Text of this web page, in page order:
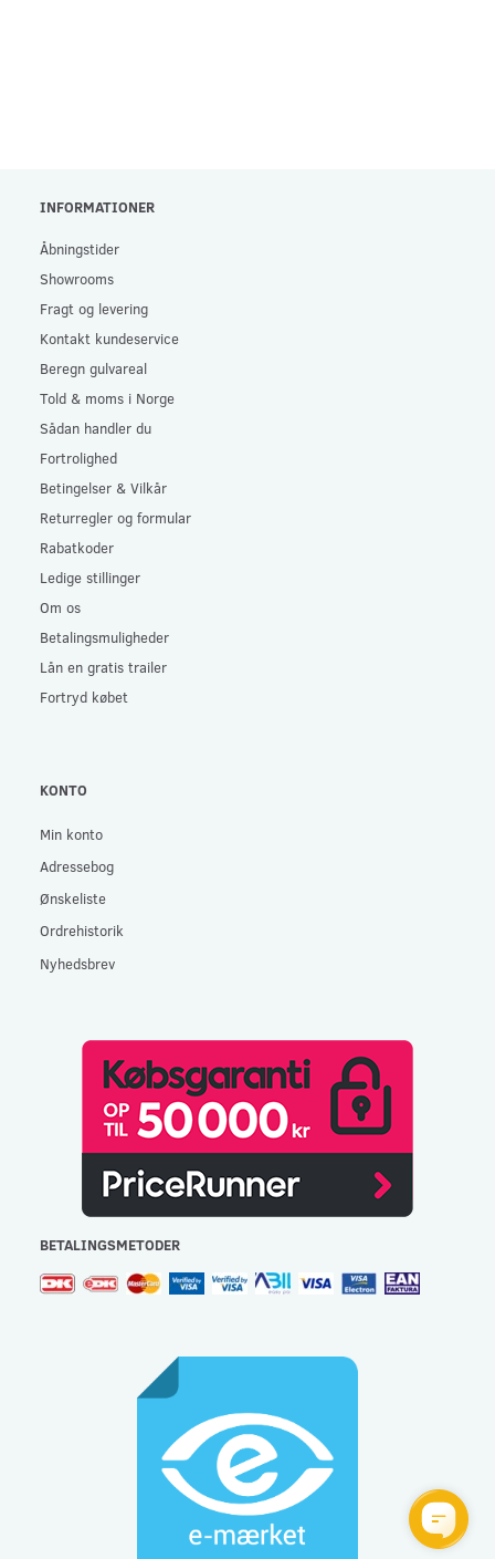
INFORMATIONER
Åbningstider
Showrooms
Fragt og levering
Kontakt kundeservice
Beregn gulvareal
Told & moms i Norge
Sådan handler du
Fortrolighed
Betingelser & Vilkår
Returregler og formular
Rabatkoder
Ledige stillinger
Om os
Betalingsmuligheder
Lån en gratis trailer
Fortryd købet
KONTO
Min konto
Adressebog
Ønskeliste
Ordrehistorik
Nyhedsbrev
BETALINGSMETODER